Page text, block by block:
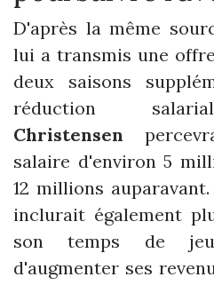
D'après la même
lui a transmis une
deux saisons
réduction
Christensen
salaire d'environ 5
12 millions
inclurait également
son temps de
d'augmenter ses